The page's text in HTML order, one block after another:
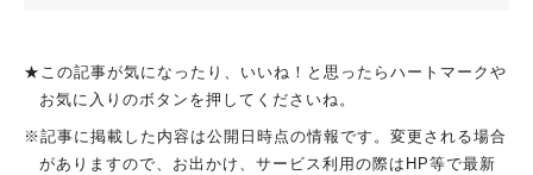
★この記事が気になったり、いいね！と思ったらハートマークや
お気に入りのボタンを押してくださいね。
※記事に掲載した内容は公開日時点の情報です。変更される場合
がありますので、お出かけ、サービス利用の際はHP等で最新